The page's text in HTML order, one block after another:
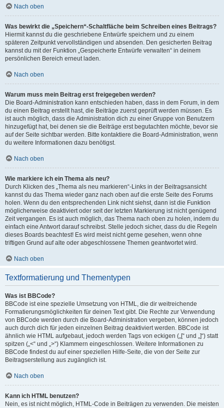
Nach oben
Was bewirkt die „Speichern“-Schaltfläche beim Schreiben eines Beitrags?
Hiermit kannst du die geschriebene Entwürfe speichern und zu einem
späteren Zeitpunkt vervollständigen und absenden. Den gesicherten Beitrag
kannst du mit der Funktion „Gespeicherte Entwürfe verwalten“ in deinem
persönlichen Bereich erneut laden.
Nach oben
Warum muss mein Beitrag erst freigegeben werden?
Die Board-Administration kann entschieden haben, dass in dem Forum, in dem
du einen Beitrag erstellt hast, die Beiträge zuerst geprüft werden müssen. Es
ist auch möglich, dass die Administration dich zu einer Gruppe von Benutzern
hinzugefügt hat, bei denen sie die Beiträge erst begutachten möchte, bevor sie
auf der Seite sichtbar werden. Bitte kontaktiere die Board-Administration, wenn
du weitere Informationen dazu benötigst.
Nach oben
Wie markiere ich ein Thema als neu?
Durch Klicken des „Thema als neu markieren“-Links in der Beitragsansicht
kannst du das Thema wieder ganz nach oben auf die erste Seite des Forums
holen. Wenn du den entsprechenden Link nicht siehst, dann ist die Funktion
möglicherweise deaktiviert oder seit der letzten Markierung ist nicht genügend
Zeit vergangen. Es ist auch möglich, das Thema nach oben zu holen, indem du
einfach eine Antwort darauf schreibst. Stelle jedoch sicher, dass du die Regeln
dieses Boards beachtest! Es wird meist nicht gerne gesehen, wenn ohne
triftigen Grund auf alte oder abgeschlossene Themen geantwortet wird.
Nach oben
Textformatierung und Thementypen
Was ist BBCode?
BBCode ist eine spezielle Umsetzung von HTML, die dir weitreichende
Formatierungsmöglichkeiten für deinen Text gibt. Die Rechte zur Verwendung
von BBCode werden durch die Board-Administration vergeben, können jedoch
auch durch dich für jeden einzelnen Beitrag deaktiviert werden. BBCode ist
ähnlich wie HTML aufgebaut, jedoch werden Tags von eckigen („[“ und „]“) statt
spitzen („<“ und „>“) Klammern eingeschlossen. Weitere Informationen zu
BBCode findest du auf einer speziellen Hilfe-Seite, die von der Seite zur
Beitragserstellung aus zugänglich ist.
Nach oben
Kann ich HTML benutzen?
Nein, es ist nicht möglich, HTML-Code in Beiträgen zu verwenden. Die meisten